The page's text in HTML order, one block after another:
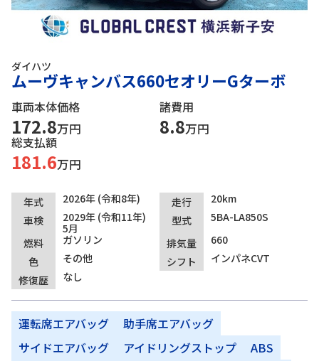
ダイハツ
ムーヴキャンバス660セオリーGターボ
車両本体価格
172.8万円
諸費用
8.8万円
総支払額
181.6万円
年式 2026年 (令和8年) 走行
20km
車検
2029年 (令和11年)
5月
型式
5BA-LA850S
燃料
ガソリン 排気量
660
色
その他 シフト
インパネCVT
修復歴
なし
運転席エアバッグ
助手席エアバッグ
サイドエアバッグ
アイドリングストップ
ABS